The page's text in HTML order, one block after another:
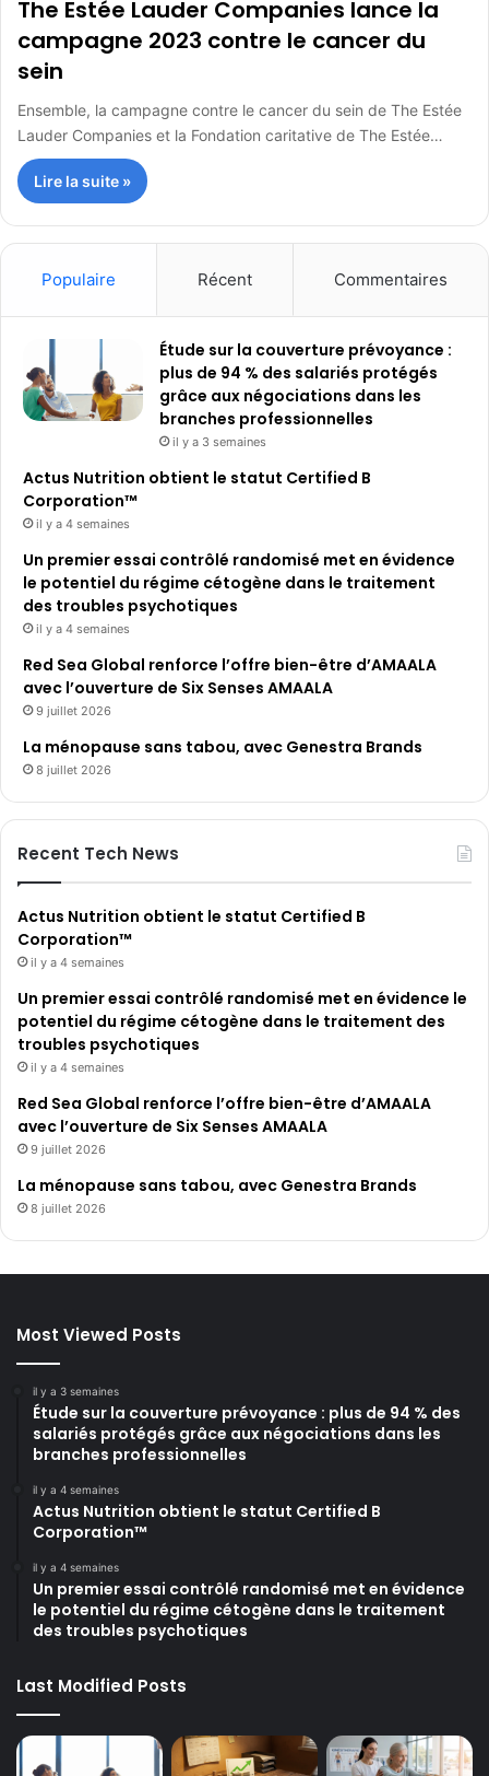
The Estée Lauder Companies lance la
campagne 2023 contre le cancer du
sein
Ensemble, la campagne contre le cancer du sein de The Estée
Lauder Companies et la Fondation caritative de The Estée…
Lire la suite »
Populaire Récent Commentaires
Étude sur la couverture prévoyance :
plus de 94 % des salariés protégés
grâce aux négociations dans les
branches professionnelles
il y a 3 semaines
Actus Nutrition obtient le statut Certified B
Corporation™
il y a 4 semaines
Un premier essai contrôlé randomisé met en évidence
le potentiel du régime cétogène dans le traitement
des troubles psychotiques
il y a 4 semaines
Red Sea Global renforce l’offre bien-être d’AMAALA
avec l’ouverture de Six Senses AMAALA
9 juillet 2026
La ménopause sans tabou, avec Genestra Brands
8 juillet 2026
Recent Tech News
Actus Nutrition obtient le statut Certified B
Corporation™
il y a 4 semaines
Un premier essai contrôlé randomisé met en évidence le
potentiel du régime cétogène dans le traitement des
troubles psychotiques
il y a 4 semaines
Red Sea Global renforce l’offre bien-être d’AMAALA
avec l’ouverture de Six Senses AMAALA
9 juillet 2026
La ménopause sans tabou, avec Genestra Brands
8 juillet 2026
Most Viewed Posts
il y a 3 semaines
Étude sur la couverture prévoyance : plus de 94 % des
salariés protégés grâce aux négociations dans les
branches professionnelles
il y a 4 semaines
Actus Nutrition obtient le statut Certified B
Corporation™
il y a 4 semaines
Un premier essai contrôlé randomisé met en évidence
le potentiel du régime cétogène dans le traitement
des troubles psychotiques
Last Modified Posts